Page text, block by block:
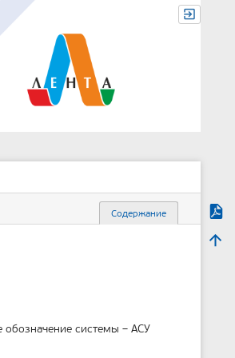
м
ы
Содержание
обозначение системы – АСУ